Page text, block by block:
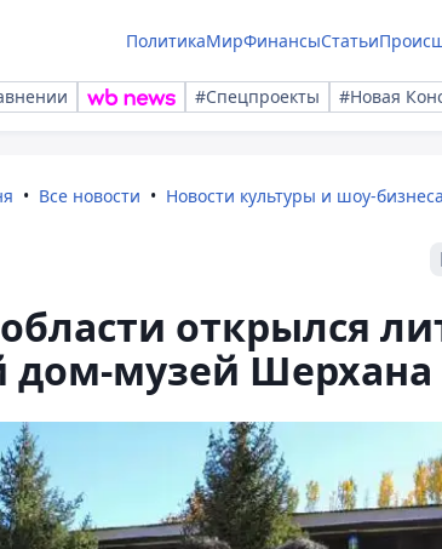
ПолитикаМирФинансыСтатьи
#Спецпроекты #Новая
Все новости Новости культуры и шоу-бизнеса
открылся
музей Шерхана